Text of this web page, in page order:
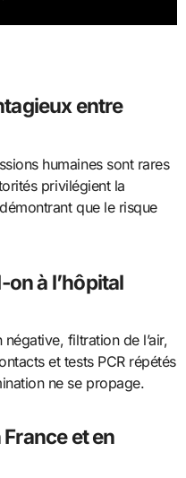
entre
humaines sont rares
privilégient la
que le risque
à l’hôpital
filtration de l’air,
et tests PCR répétés
ne se propage.
France et en